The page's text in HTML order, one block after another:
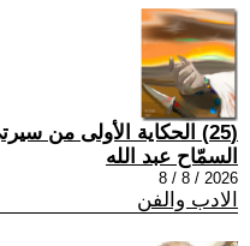
(25) الحكاية الأولى من سيرتي الذاتية، 24
السمّاح عبد الله
2026 / 8 / 8
الادب والفن